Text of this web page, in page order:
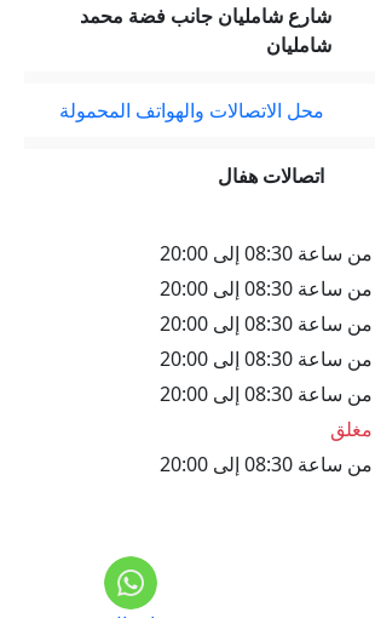
شارع شامليان جانب فضة محمد
شامليان
محل الاتصالات والهواتف المحمولة
اتصالات هفال
من ساعة 08:30 إلى 20:00
من ساعة 08:30 إلى 20:00
من ساعة 08:30 إلى 20:00
من ساعة 08:30 إلى 20:00
من ساعة 08:30 إلى 20:00
مغلق
من ساعة 08:30 إلى 20:00